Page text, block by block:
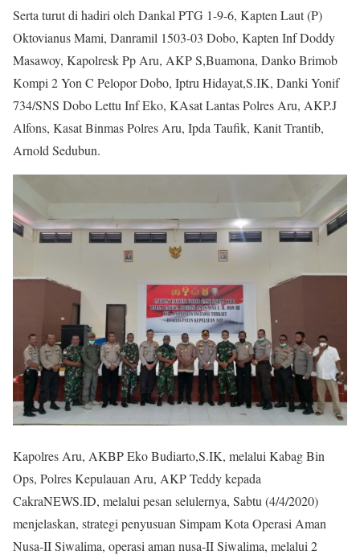
Serta turut di hadiri oleh Dankal PTG 1-9-6, Kapten Laut (P)
Oktovianus Mami, Danramil 1503-03 Dobo, Kapten Inf Doddy
Masawoy, Kapolresk Pp Aru, AKP S,Buamona, Danko Brimob
Kompi 2 Yon C Pelopor Dobo, Iptru Hidayat,S.IK, Danki Yonif
734/SNS Dobo Lettu Inf Eko, KAsat Lantas Polres Aru, AKP.J
Alfons, Kasat Binmas Polres Aru, Ipda Taufik, Kanit Trantib,
Arnold Sedubun.
Kapolres Aru, AKBP Eko Budiarto,S.IK, melalui Kabag Bin
Ops, Polres Kepulauan Aru, AKP Teddy kepada
CakraNEWS.ID, melalui pesan selulernya, Sabtu (4/4/2020)
menjelaskan, strategi penyusuan Simpam Kota Operasi Aman
Nusa-II Siwalima, operasi aman nusa-II Siwalima, melalui 2